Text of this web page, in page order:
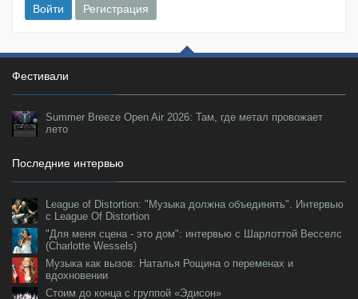
Войти Регистрация
Фестивали
Summer Breeze Open Air 2026: Там, где метал провожает
лето
Последние интервью
League of Distortion: "Музыка должна объединять". Интервью
с League Of Distortion
"Для меня сцена - это дом": интервью с Шарлоттой Весселс
(Charlotte Wessels)
Музыка как вызов: Наталья Рощина о переменах и
вдохновении
Стоим до конца с группой «Эдисон»